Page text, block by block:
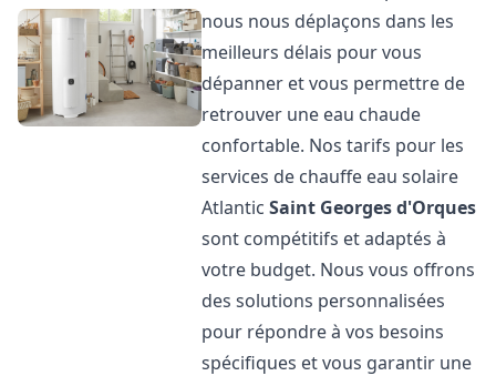
nous nous déplaçons dans les
meilleurs délais pour vous
dépanner et vous permettre de
retrouver une eau chaude
confortable. Nos tarifs pour les
services de chauffe eau solaire
AtlanticSaint Georges d'Orques
sont compétitifs et adaptés à
votre budget. Nous vous offrons
des solutions personnalisées
pour répondre à vos besoins
spécifiques et vous garantir une